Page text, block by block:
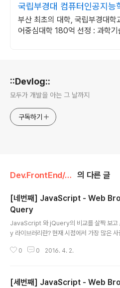
국립부경대 컴퓨터인공지능
부산 최초의 대학, 국립부경대학
어중심대학 180억 선정 : 과학기
::Devlog::
모두가 개발을 아는 그 날까지
구독하기
Dev.FrontEnd/JavaScript 의 다른 글
[네번째] JavaScript - Web
Query
JavaScript 와 jQuery의 비교를 살짝 보
y 라이브러리란? 현재 시점에서 가장 많은 사
는 로직을 재사용할 수 있도록 고안된 소프트
DOM이 담겨져 있으므로.제이쿼리만 사용한
0 0 2016. 4. 2.
[세번째] JavaScript - Web